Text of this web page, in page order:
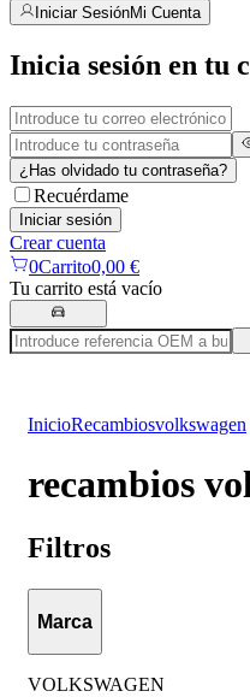
Iniciar SesiónMi Cuenta
Inicia sesión en tu
¿Has olvidado tu contraseña?
Recuérdame
Iniciar sesión
Crear cuenta
0Carrito0,00 €
Tu carrito está vacío
InicioRecambiosvolkswagen
recambios
Filtros
Marca
VOLKSWAGEN